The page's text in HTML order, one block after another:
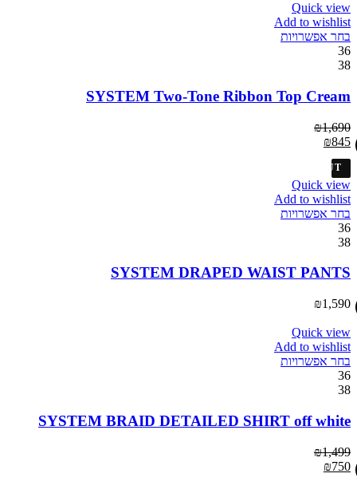
Quick view
Add to wishlist
בחר אפשרויות
36
38
SYSTEM Two-Tone Ribbon Top Cream
₪1,690
₪845
SOLD OUT
Quick view
Add to wishlist
בחר אפשרויות
36
38
SYSTEM DRAPED WAIST PANTS
₪1,590
Quick view
Add to wishlist
בחר אפשרויות
36
38
SYSTEM BRAID DETAILED SHIRT off white
₪1,499
₪750